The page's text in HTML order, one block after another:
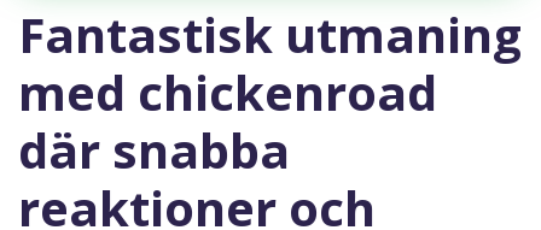
Fantastisk utmaning
med chickenroad
där snabba
reaktioner och